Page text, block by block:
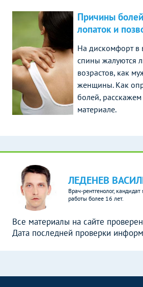
Причины
лопаток и
На дискомфорт в
спины жалуются
возрастов, как
женщины. Как
болей,
материале.
ЛЕДЕНЕВ
Врач-рентгенолог,
работы более 16 лет.
Все материалы на сайте
Дата последней проверки